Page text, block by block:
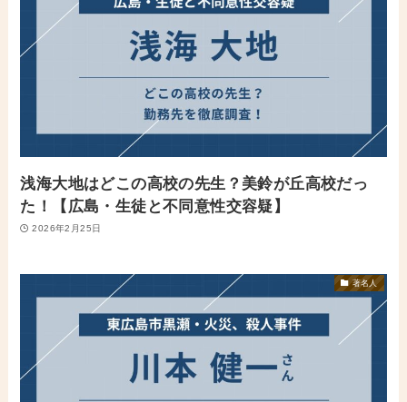
浅海大地はどこの高校の先生？美鈴が丘高校だっ
た！【広島・生徒と不同意性交容疑】
2026年2月25日
著名人